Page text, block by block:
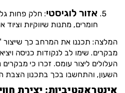
אזור לוגיסטי: חלק פחות
חומרים, מתנות שיווקיות וציוד
המלצה: תכננו את המרחב כך
מבקרים. שימו לב לנקודות כניסה
העלולים ליצור עומס. זכרו כי מבקרים
השעון, והתחשבו בכך בתכנון הצבת